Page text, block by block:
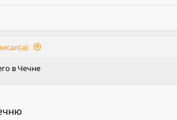
в Чечне